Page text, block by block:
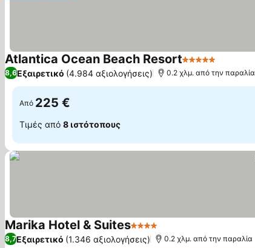
Atlantica Ocean Beach Resort5 Αστέρια
8,6Εξαιρετικό (4.984 αξιολογήσεις) 0.2 χλμ. από την παραλία
Από 225 €
Τιμές από 8 ιστότοπους
Marika Hotel & Suites4 ΑστέριαΕμφάνιση τιμών
8,7Εξαιρετικό (1.346 αξιολογήσεις) 0.2 χλμ. από την παραλία